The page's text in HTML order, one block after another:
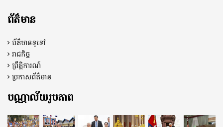
ព័ត៌មាន
ព័ត៌មានទូទៅ
រាជកិច្ច
ព្រឹត្តិការណ៍
ប្រកាសព័ត៌មាន
បណ្ណាល័យរូបភាព